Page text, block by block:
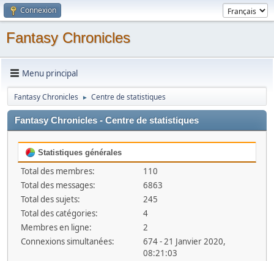
Connexion
Fantasy Chronicles
Menu principal
Fantasy Chronicles ► Centre de statistiques
Fantasy Chronicles - Centre de statistiques
Statistiques générales
Total des membres:
110
Total des messages:
6863
Total des sujets:
245
Total des catégories:
4
Membres en ligne:
2
Connexions simultanées:
674 - 21 Janvier 2020,
08:21:03